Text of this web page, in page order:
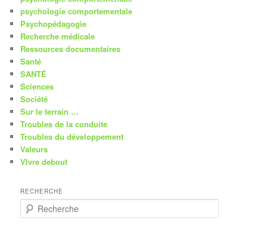
psychologie comportementale
Psychopédagogie
Recherche médicale
Ressources documentaires
Santé
SANTÉ
Sciences
Société
Sur le terrain …
Troubles de la conduite
Troubles du développement
Valeurs
VIvre debout
RECHERCHE
e